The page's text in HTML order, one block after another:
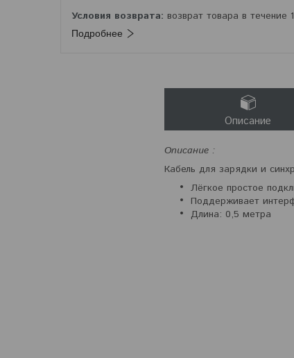
возврат товара в течение
Подробнее
Описание
Описание :
Кабель для зарядки и
Лёгкое простое
Поддерживает
Длина: 0,5 метра